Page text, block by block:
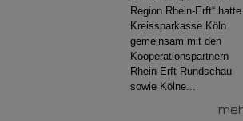
Region Rhein-Erft“
Kreissparkasse Köln
gemeinsam mit den
Kooperationspartnern
Rhein-Erft Rundschau
sowie Kölne...